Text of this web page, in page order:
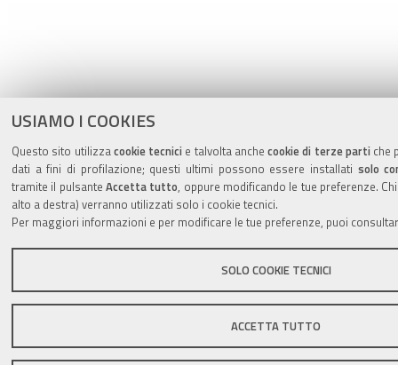
USIAMO I COOKIES
Questo sito utilizzacookie tecnici e talvolta anche cookie di terze parti che
dati a fini di profilazione; questi ultimi possono essere installati solo
tramite il pulsante Accetta tutto, oppure modificando le tue preferenze.
alto a destra) verranno utilizzati solo i cookie tecnici.
Per maggiori informazioni e per modificare le tue preferenze, puoi
SOLO COOKIE TECNICI
ACCETTA TUTTO